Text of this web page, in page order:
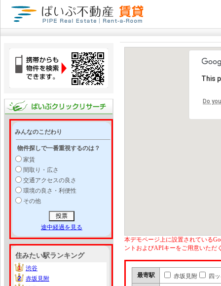
みんなのこだわり
物件探しで一番重視するのは？
家賃
間取り・広さ
交通アクセスの良さ
環境の良さ・利便性
その他
途中経過を見る
住みたい駅ランキング
1
1
渋谷
2
2
赤坂見附
This
Do
本デモページ上に設置されている
ントおよびAPIキーをご用意いただ
最寄駅 赤坂見附 四